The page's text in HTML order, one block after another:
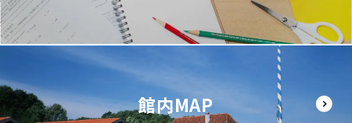
館内MAP